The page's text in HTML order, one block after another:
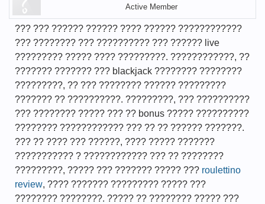
Active Member
??? ??? ?????? ?????? ???? ?????? ????????????
??? ???????? ??? ?????????? ??? ?????? live
????????? ????? ???? ?????????. ????????????, ??
??????? ??????? ??? blackjack ???????? ????????
?????????, ?? ??? ???????? ?????? ?????????
??????? ?? ??????????. ?????????, ??? ??????????
??? ???????? ????? ??? ?? bonus ????? ??????????
???????? ???????????? ??? ?? ?? ?????? ???????.
??? ?? ???? ??? ??????, ???? ????? ???????
??????????? ? ???????????? ??? ?? ????????
?????????, ????? ??? ??????? ????? ??? roulettino
review, ???? ??????? ????????? ????? ???
???????? ????????. ????? ?? ???????? ????? ???